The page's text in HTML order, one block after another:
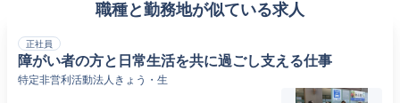
職種と勤務地が似ている求人
正社員
障がい者の方と日常生活を共に過ごし支える仕事
特定非営利活動法人きょう・生